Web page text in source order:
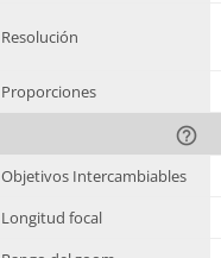
Resolución
Proporciones
help_outline
Objetivos Intercambiables
Longitud focal